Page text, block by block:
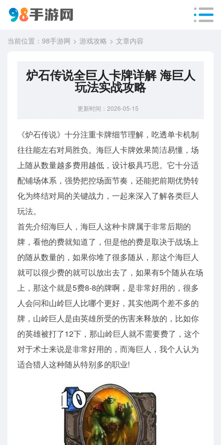
当前位置： 98手游网 游戏攻略 文章内容
炉石传说全巨人卡牌详解 海巨人
玩法实战攻略
更新时间：2026-05-15
《炉石传说》十分注重卡牌细节理解，吃透单卡机制
往往能左右对局胜负。海巨人卡牌效果简洁易懂，场
上随从数量越多费用越低，设计极具巧思。它十分适
配铺场体系，强势把控场面节奏，还能把前期优势转
化为终结对局的关键战力，一起来深入了解各类巨人
玩法。
首先介绍海巨人，海巨人这种卡牌属于非常后期的
牌，看他的费就知道了，但是他的费是取决于战场上
的随从数量的，如果你堆了很多随从，那这个海巨人
就可以很少费的就可以放出去了，如果有5个随从在场
上，那这个就是5费8-8的牌啊，是非常好用的，很多
人会问和山岭巨人比哪个更好，其实他两个差不多的
牌，山岭巨人是由英雄所受的伤害来释放的，比如你
的英雄被打了12下，那山岭巨人就不需要费了，这个
对于术士来说是非常好用的，而海巨人，我个人认为
适合猎人这种随从特别多的职业!